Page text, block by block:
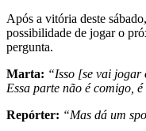
Após a vitória deste
possibilidade de jogar o
pergunta.
Marta: “Isso [se vai jogar
Essa parte não é comigo,
Repórter: “Mas dá um